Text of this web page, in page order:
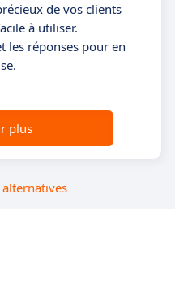
de vos clients
à utiliser.
les réponses pour en
plus